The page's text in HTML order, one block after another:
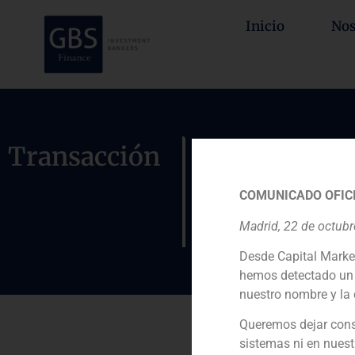
Inicio
Transacción
COMUNICADO
Madrid, 22 de
Desde Capital
hemos detectado
nuestro nombre y
Queremos dejar
sistemas ni en